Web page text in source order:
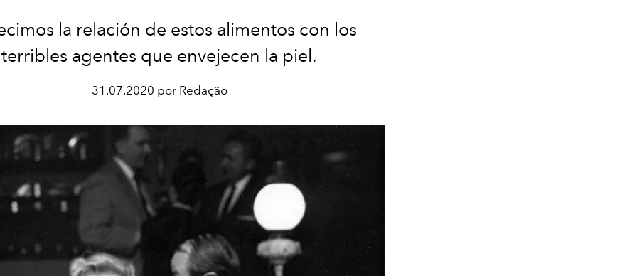
la relación de estos alimentos con los
terribles agentes que envejecen la piel.
31.07.2020 por Redação